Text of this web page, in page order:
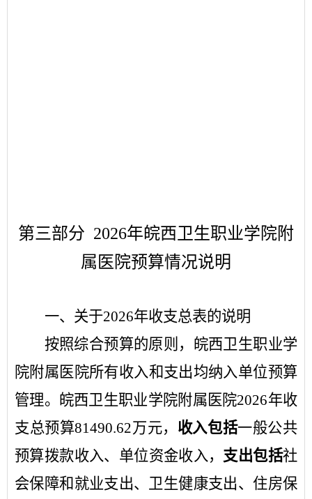
第三部分 2026年皖西卫生职业学院附
属医院预算情况说明
一、关于2026年收支总表的说明
按照综合预算的原则， 皖西卫生职业学
院附属医院所有收入和支出均纳入单位预算
管理。 皖西卫生职业学院附属医院2026年收
支总预算81490.62万元， 收入包括一般公共
预算拨款收入、 单位资金收入， 支出包括社
会保障和就业支出、卫生健康支出、住房保